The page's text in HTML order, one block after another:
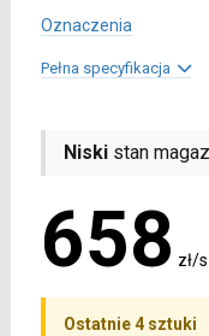
Oznaczenia
Pełna specyfikacja
Niskistan
658 zł/
Ostatnie 4 sztuki